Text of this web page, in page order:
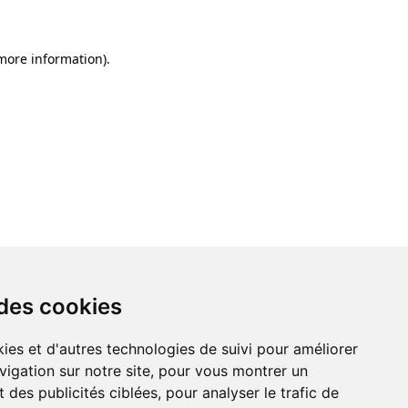
cookies
et d'autres technologies de suivi pour améliorer
sur notre site, pour vous montrer un
des publicités ciblées, pour analyser le trafic de
information).